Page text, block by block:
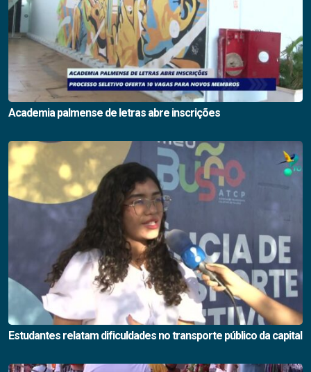
Academia palmense de letras abre inscrições
Estudantes relatam dificuldades no transporte público da capital